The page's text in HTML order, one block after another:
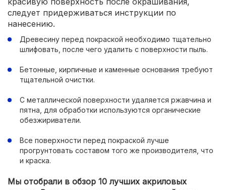
следует придерживаться инструкции по
нанесению.
Древесину перед покраской необходимо тщательно
шлифовать, после чего удалить с поверхности пыль.
Бетонные, кирпичные и каменные основания требуют
тщательной очистки.
С металлической поверхности удаляется ржавчина и
пятна, для обработки используются органические
обезжириватели.
Все поверхности перед покраской лучше
прогрунтовать составом того же производителя, что
и краска.
Мы отобрали в обзор 10 лучших акриловых